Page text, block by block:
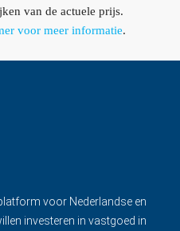
van de actuele prijs.
voor meer informatie.
voor Nederlandse en
investeren in vastgoed in